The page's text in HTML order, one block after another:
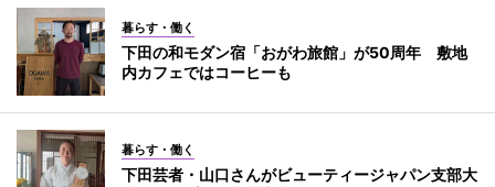
暮らす・働く
下田の和モダン宿「おがわ旅館」が50周年 敷地
内カフェではコーヒーも
暮らす・働く
下田芸者・山口さんがビューティージャパン支部大